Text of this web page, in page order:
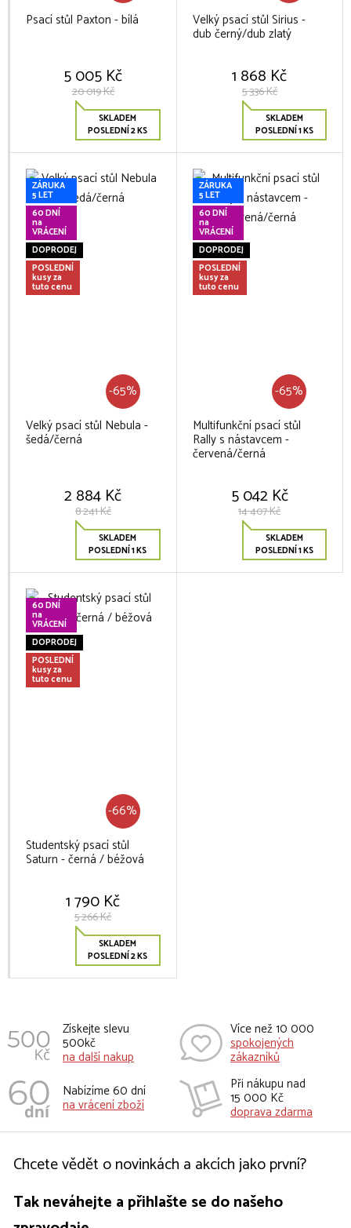
Psací stůl Paxton - bílá
5 005 Kč
20 019 Kč
SKLADEM
POSLEDNÍ 2 KS
Velký psací stůl Sirius -
dub černý/dub zlatý
1 868 Kč
5 336 Kč
SKLADEM
POSLEDNÍ 1 KS
ZÁRUKA
5 LET
60 DNÍ
na
VRÁCENÍ
DOPRODEJ
POSLEDNÍ
kusy za
tuto cenu
-65%
Velký psací stůl Nebula -
šedá/černá
2 884 Kč
8 241 Kč
SKLADEM
POSLEDNÍ 1 KS
ZÁRUKA
5 LET
60 DNÍ
na
VRÁCENÍ
DOPRODEJ
POSLEDNÍ
kusy za
tuto cenu
-65%
Multifunkční psací stůl
Rally s nástavcem -
červená/černá
5 042 Kč
14 407 Kč
SKLADEM
POSLEDNÍ 1 KS
60 DNÍ
na
VRÁCENÍ
DOPRODEJ
POSLEDNÍ
kusy za
tuto cenu
-66%
Studentský psací stůl
Saturn - černá / béžová
1 790 Kč
5 266 Kč
SKLADEM
POSLEDNÍ 2 KS
Získejte slevu
500kč
na další nakup
Více než 10 000
spokojených
zákazníků
Nabízíme 60 dní
na vrácení zboží
Při nákupu nad
15 000 Kč
doprava zdarma
Chcete vědět o novinkách a akcích jako první?
Tak neváhejte a přihlašte se do našeho